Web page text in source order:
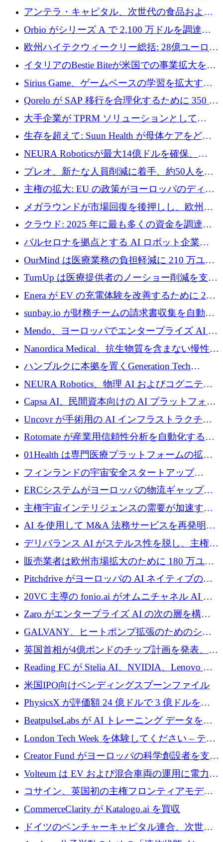
者補助金で 10 周年を迎える
アンテラ・キャピタル、次世代の食品および
アグリテクノロジーのイノベーションを支援
するファンド III の初回クローズ額が 1 億ドル
に到達
Orbio がシリーズ A で 2,100 万ドルを調達、
AI 労働力管理を世界の最前線の労働者に提供
欧州ハイテクウィークリー総括: 28億ユーロの
取引と5月のハイライト
イタリアのBestie Biteが米国での事業拡大を加
速するために150万ユーロを調達
Sirius Game、ゲームベースの学習を拡大する
ために 130 万ユーロの資金調達を完了
Qorelo が SAP 移行を合理化するために 350 万
ドルを調達
大手企業が TPRM ソリューションとして
Vanta を選択する理由
生存を超えて: Suun Health が母体ケアをどの
ように再考しているか
NEURA Roboticsが最大14億ドルを確保、
Bending Spoonsが米国IPOを申請、英国首相が
4億ポンドのチップ計画を発表
プレオ、新たな人員削減に着手、約50人を解
雇
主権の拡大: EU の政策がヨーロッパのディー
プテック戦略をどのように再構築しているか
メガラウンドが市場回復を後押しし、欧州の
ハイテク資金調達は5月に105億ユーロに回復
クラウド: 2025 年に最も多くの資金を調達し
た 10 社
バルセロナを拠点とする AI ロボット企業
Theker が 8,500 万ドルを調達
OurMind は医療業務の負担軽減に 210 万ユー
ロを寄付
TurnUp は医療提供者のノーショー削減を支援
するために 200 万ユーロを調達
Enera が EV の充電体験を改善するために 200
万ドルを調達
sunbay.io が財務チームの請求書収集を自動化
するために 55 万ユーロを調達
Mendo、ヨーロッパでエンタープライズ AI 導
入を拡大するために 1,200 万ユーロを確保
Nanordica Medical、抗生物質を含まない慢性創
傷治療薬を市場に投入するために 160 万ユー
ロを調達
ハンブルクに本拠を置くGeneration Tech
Partnersが5,000万ユーロのAIロールアップファ
NEURA Robotics、物理 AI およびコグニティ
ブ ロボティクス プラットフォームを拡張する
ためにシリーズ C で最大 14 億ドルを確保
Capsa AI、民間資本向けの AI プラットフォー
ムを拡大するために 1,800 万ドルを調達
Uncovr が手術用の AI インフラストラクチャ
を構築するために 700 万ドルを調達
Rotomate が産業用信頼性分析を自動化するた
めに 210 万ユーロを調達
01Health は専門医療プラットフォームの拡大
に 1,500 万ドルを確保
フィンランドの宇宙安全スタートアップ
Aavuus が、スペースデブリ追跡に取り組むプ
レシード資金を獲得
ERCシステムがヨーロッパの物流ギャップを
埋めるために設計された重量物運搬用eVTOL
であるVictorを発表
主権宇宙インテリジェンスの需要が加速する
中、ICEYEは評価額100億ユーロ以上で4億
AI を使用して M&A 法務サービスを再発明す
るために 110 万ユーロを適切に確保
デリバランス AI がステルス性を脱し、主権の
あるエンタープライズ AI を強化
販売業者は欧州市場拡大のために 180 万ユー
ロを確保
Pitchdrive がヨーロッパの AI ネイティブの創
業者を支援するために 6,000 万ユーロを調達
20VC 主導の fonio.ai がオムニチャネル AI プ
ラットフォームのために 1,700 万ドルを調達
Zaro がエンタープライズ AI の次の層を構築
するために 510 万ドルを獲得
GALVANY、ヒートポンプ拡張のためのシー
ドラウンドで1,000万ユーロを確保
英国首相が4億ポンドのチップ計画を発表、英
国の新興企業は「ここで拡大」し「ここに留
まる」
Reading FC が Stelia AI、NVIDIA、Lenovo と
協力して AI Center of Excellence を立ち上げ
米国IPO向けベンディングスプーンファイル
PhysicsX が評価額 24 億ドルで 3 億ドルを調
達
BeatpulseLabs が AI トレーニング データを拡
張するために 180 万ドルのプレシードを調達
London Tech Week を体験してください – テク
ノロジーがヨーロッパのイノベーションの未
来を形作る場所
Creator Fund がヨーロッパの科学創設者を支援
するために 5,600 万ドルを調達
Volteum は EV および混合車両の運用に電力を
供給するために 250 万ユーロを寄付
コサイン、英国初の主権フロンティアモデル
で業界の支援を確保
CommerceClarity が Katalogo.ai を買収
ドイツのベンチャーキャピタル連合、次世代
スタートアップの成長に向けて機関投資家へ